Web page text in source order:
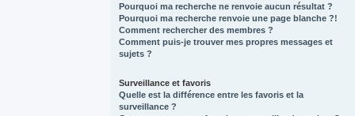
Pourquoi ma recherche ne renvoie aucun résultat ?
Pourquoi ma recherche renvoie une page blanche ?!
Comment rechercher des membres ?
Comment puis-je trouver mes propres messages et
sujets ?
Surveillance et favoris
Quelle est la différence entre les favoris et la
surveillance ?